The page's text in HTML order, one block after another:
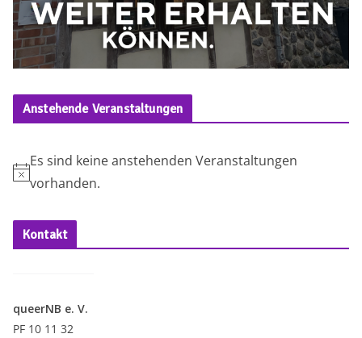
Anstehende Veranstaltungen
H
n
w
s
Es sind keine anstehenden Veranstaltungen
vorhanden.
Kontakt
queerNB e. V.
PF 10 11 32